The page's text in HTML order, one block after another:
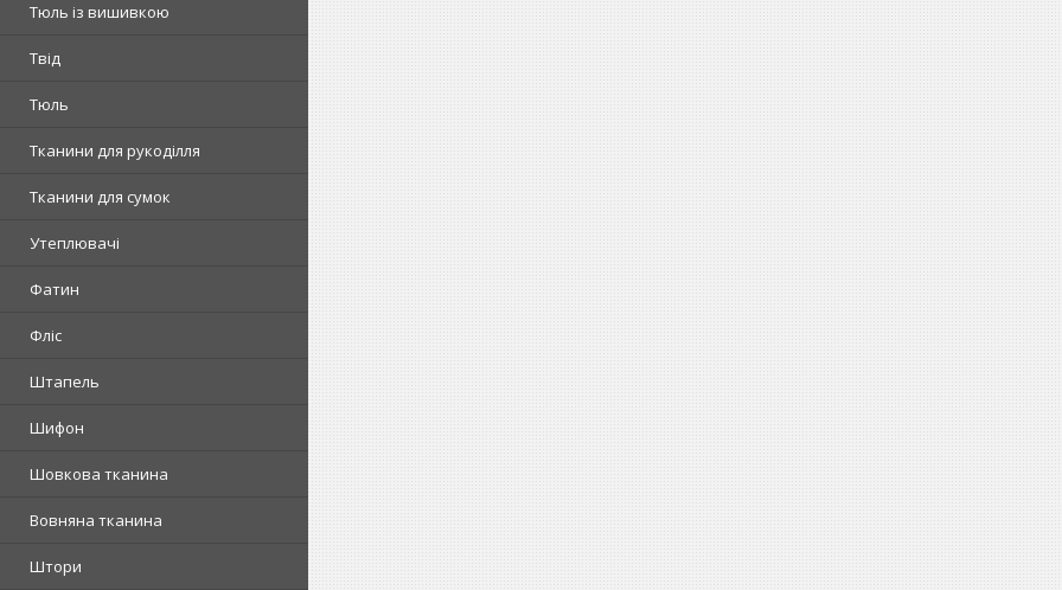
Тюль із вишивкою
Твід
Тюль
Тканини для рукоділля
Тканини для сумок
Утеплювачі
Фатин
Фліс
Штапель
Шифон
Шовкова тканина
Вовняна тканина
Штори